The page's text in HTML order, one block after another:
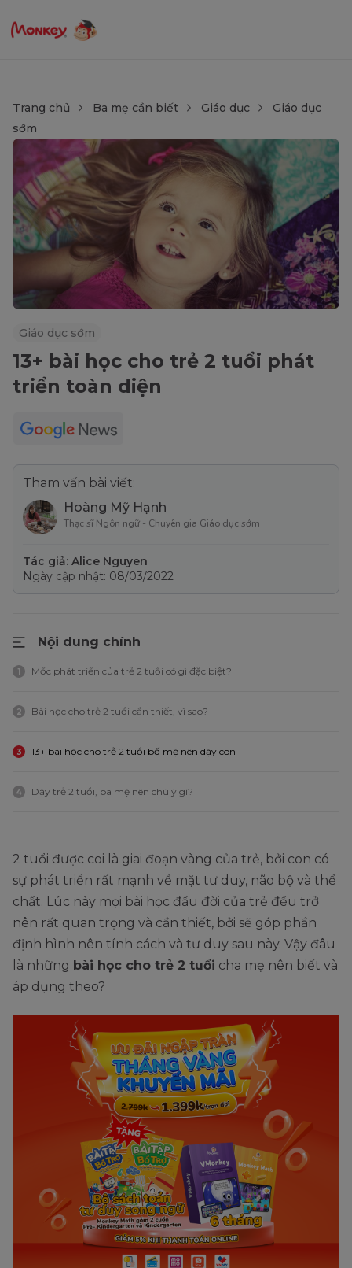
Trang chủ Ba mẹ cần biết Giáo dục
Giáo dục
sớm
Giáo dục sớm
13+ bài học cho trẻ 2 tuổi phát
triển toàn diện
Tham vấn bài viết:
Hoàng Mỹ Hạnh
Thạc sĩ Ngôn ngữ - Chuyên gia Giáo dục sớm
Tác giả: Alice Nguyen
Ngày cập nhật: 08/03/2022
Nội dung chính
1 Mốc phát triển của trẻ 2 tuổi có gì đặc biệt?
2 Bài học cho trẻ 2 tuổi cần thiết, vì sao?
3 13+ bài học cho trẻ 2 tuổi bố mẹ nên dạy con
4 Dạy trẻ 2 tuổi, ba mẹ nên chú ý gì?
2 tuổi được coi là giai đoạn vàng của trẻ, bởi con có
sự phát triển rất mạnh về mặt tư duy, não bộ và thể
chất. Lúc này mọi bài học đầu đời của trẻ đều trở
nên rất quan trọng và cần thiết, bởi sẽ góp phần
định hình nên tính cách và tư duy sau này. Vậy đâu
là những bài học cho trẻ 2 tuổi cha mẹ nên biết và
áp dụng theo?